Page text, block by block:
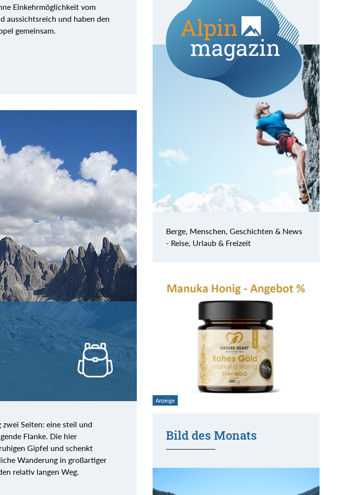
Einkehrmöglichkeit vom
aussichtsreich und haben den
gemeinsam.
Seiten: eine steil und
Flanke. Die hier
Gipfel und schenkt
Wanderung in großartiger
relativ langen Weg.
Berge, Menschen, Geschichten & News
- Reise, Urlaub & Freizeit
Bild des Monats